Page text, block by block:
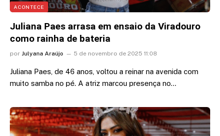
ACONTECE
Juliana Paes arrasa em ensaio da Viradouro
como rainha de bateria
por Julyana Araújo 5 de novembro de 2025 11:08
Juliana Paes, de 46 anos, voltou a reinar na avenida com
muito samba no pé. A atriz marcou presença no…